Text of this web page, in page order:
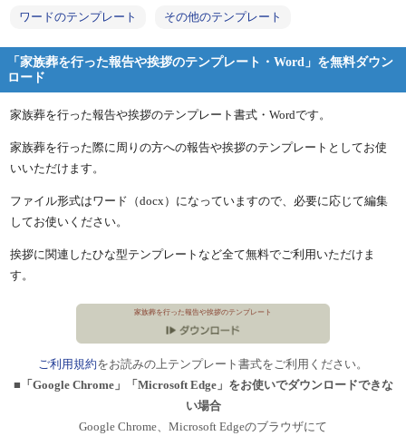
ワードのテンプレート その他のテンプレート
「家族葬を行った報告や挨拶のテンプレート・Word」を無料ダウン
ロード
家族葬を行った報告や挨拶のテンプレート書式・Wordです。
家族葬を行った際に周りの方への報告や挨拶のテンプレートとしてお使
いいただけます。
ファイル形式はワード（docx）になっていますので、必要に応じて編集
してお使いください。
挨拶に関連したひな型テンプレートなど全て無料でご利用いただけま
す。
家族葬を行った報告や挨拶のテンプレート
ご利用規約をお読みの上テンプレート書式をご利用ください。
■「Google Chrome」「Microsoft Edge」をお使いでダウンロードできな
い場合
Google Chrome、Microsoft Edgeのブラウザにて